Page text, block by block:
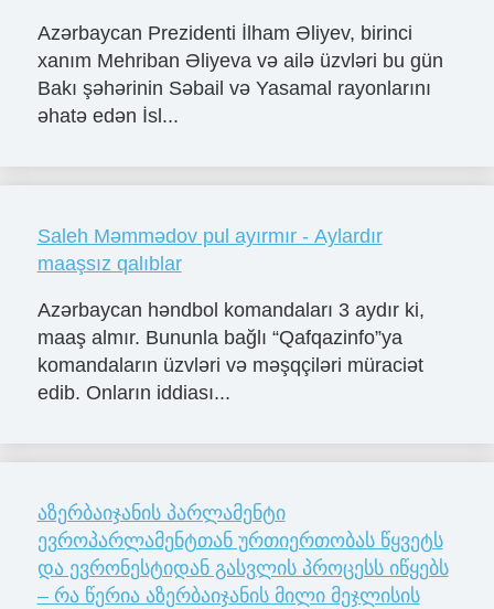
Azərbaycan Prezidenti İlham Əliyev, birinci
xanım Mehriban Əliyeva və ailə üzvləri bu gün
Bakı şəhərinin Səbail və Yasamal rayonlarını
əhatə edən İsl...
Saleh Məmmədov pul ayırmır - Aylardır
maaşsız qalıblar
Azərbaycan həndbol komandaları 3 aydır ki,
maaş almır. Bununla bağlı “Qafqazinfo”ya
komandaların üzvləri və məşqçiləri müraciət
edib. Onların iddiası...
აზერბაიჯანის პარლამენტი
ევროპარლამენტთან ურთიერთობას წყვეტს
და ევრონესტიდან გასვლის პროცესს იწყებს
– რა წერია აზერბაიჯანის მილი მეჯლისის